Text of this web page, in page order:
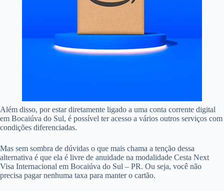
Além disso, por estar diretamente ligado a uma conta corrente digital
em Bocaiúva do Sul, é possível ter acesso a vários outros serviços com
condições diferenciadas.
Mas sem sombra de dúvidas o que mais chama a tenção dessa
alternativa é que ela é livre de anuidade na modalidade Cesta Next
Visa Internacional em Bocaiúva do Sul – PR. Ou seja, você não
precisa pagar nenhuma taxa para manter o cartão.